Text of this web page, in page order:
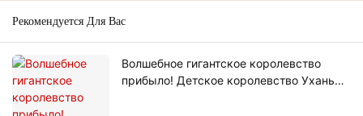
Рекомендуется Для Вас
Волшебное гигантское королевство
прибыло! Детское королевство Ухань